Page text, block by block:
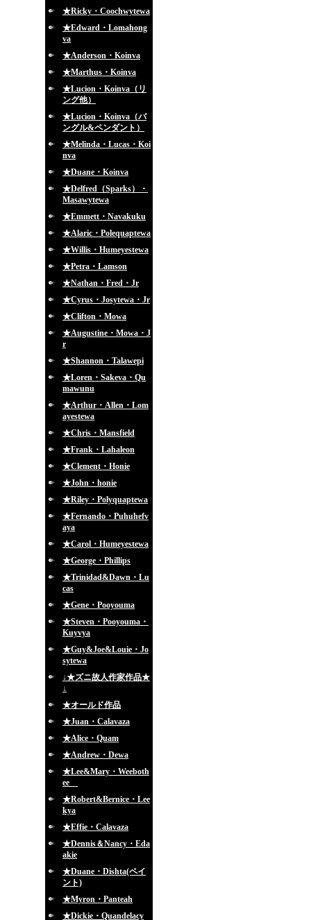
★Ricky・Coochwytewa
★Edward・Lomahong
va
★Anderson・Koinva
★Marthus・Koinva
★Lucion・Koinva（リ
ング他）
★Lucion・Koinva（バ
ングル&ペンダント）
★Melinda・Lucas・Koi
nva
★Duane・Koinva
★Delfred（Sparks）・
Masawytewa
★Emmett・Navakuku
★Alaric・Polequaptewa
★Willis・Humeyestewa
★Petra・Lamson
★Nathan・Fred・Jr
★Cyrus・Josytewa・Jr
★Clifton・Mowa
★Augustine・Mowa・J
r
★Shannon・Talawepi
★Loren・Sakeva・Qu
mawunu
★Arthur・Allen・Lom
ayestewa
★Chris・Mansfield
★Frank・Lahaleon
★Clement・Honie
★John・honie
★Riley・Polyquaptewa
★Fernando・Puhuhefv
aya
★Carol・Humeyestewa
★George・Phillips
★Trinidad&Dawn・Lu
cas
★Gene・Pooyouma
★Steven・Pooyouma・
Kuyvya
★Guy&Joe&Louie・Jo
sytewa
↓★ズニ故人作家作品★
↓
★オールド作品
★Juan・Calavaza
★Alice・Quam
★Andrew・Dewa
★Lee&Mary・Weeboth
ee
★Robert&Bernice・Lee
kya
★Effie・Calavaza
★Dennis＆Nancy・Eda
akie
★Duane・Dishta(ペイ
ント)
★Myron・Panteah
★Dickie・Quandelacy